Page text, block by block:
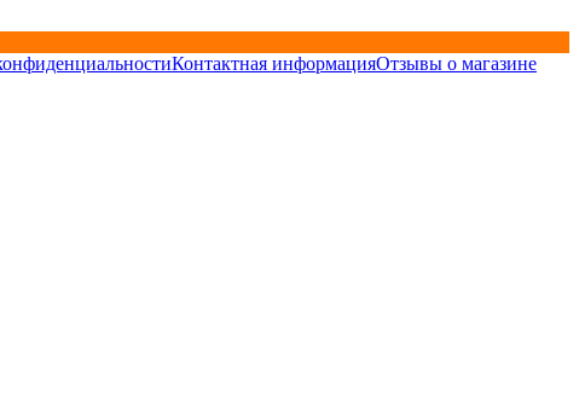
Контактная информацияОтзывы о магазине